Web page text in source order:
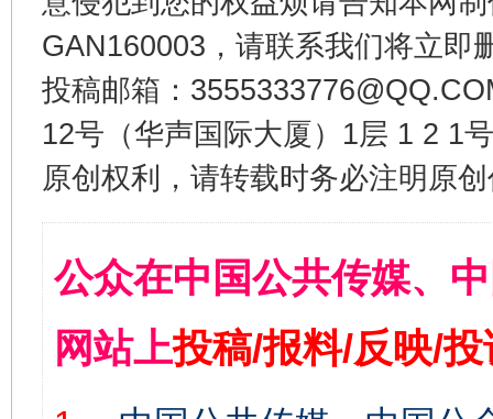
GAN160003，请联系我们将立即
投稿邮箱：
12号（华声国际大厦）1层 1 2 1
原创权利，请转载时务必注明原
公众在中国公共传媒、
网站上投稿/报料/反映/